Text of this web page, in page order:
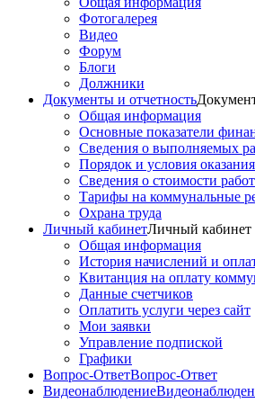
Фотогалерея
Видео
Форум
Блоги
Должники
Документы и отчетность
Общая информация
Основные показатели
Сведения о выполняемых
Порядок и условия
Сведения о стоимости работ
Тарифы на коммунальные
Охрана труда
Личный кабинетЛичный кабинет
Общая информация
История начислений и
Квитанция на оплату
Данные счетчиков
Оплатить услуги через сайт
Мои заявки
Управление подпиской
Графики
Вопрос-ОтветВопрос-Ответ
Видеонаблюдение